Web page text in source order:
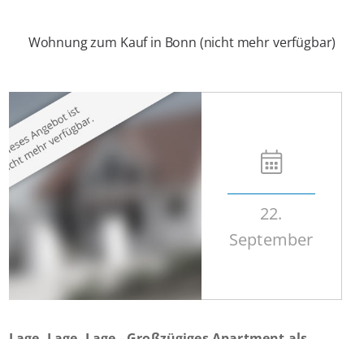
Wohnung zum Kauf in Bonn (nicht mehr verfügbar)
22.
September